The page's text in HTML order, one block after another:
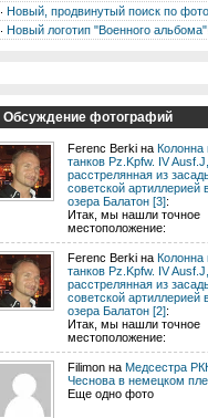
Новый, продвинутый поиск по фото
Новый логотип "Военного альбома"!
Обсуждение фотографий
Ferenc Berki на Колонна
танков Pz.Kpfw. IV Ausf.J,
расстрелянная из
советской артиллерией
озера Балатон [3]:
Итак, мы нашли точное
местоположение:
Ferenc Berki на Колонна
танков Pz.Kpfw. IV Ausf.J,
расстрелянная из
советской артиллерией
озера Балатон [2]:
Итак, мы нашли точное
местоположение:
Filimon на Медсестра
Чеснова в немецком
Еще одно фото